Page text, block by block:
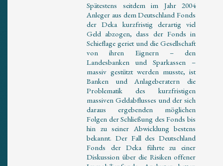
Spätestens seitdem im Jahr 2004
Anleger aus dem Deutschland Fonds
der Deka kurzfristig derartig viel
Geld abzogen, dass der Fonds in
Schieflage geriet und die Gesellschaft
von ihren Eignern – den
Landesbanken und Sparkassen –
massiv gestützt werden musste, ist
Banken und Anlageberatern die
Problematik des kurzfristigen
massiven Geldabflusses und der sich
daraus ergebenden möglichen
Folgen der Schließung des Fonds bis
hin zu seiner Abwicklung bestens
bekannt. Der Fall des Deutschland
Fonds der Deka führte zu einer
Diskussion über die Risiken offener